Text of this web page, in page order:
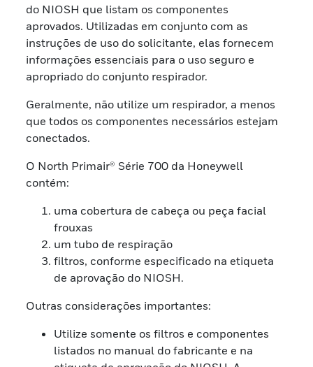
do NIOSH que listam os componentes
aprovados. Utilizadas em conjunto com as
instruções de uso do solicitante, elas fornecem
informações essenciais para o uso seguro e
apropriado do conjunto respirador.
Geralmente, não utilize um respirador, a menos
que todos os componentes necessários estejam
conectados.
O North Primair® Série 700 da Honeywell
contém:
uma cobertura de cabeça ou peça facial
frouxas
um tubo de respiração
filtros, conforme especificado na etiqueta
de aprovação do NIOSH.
Outras considerações importantes:
Utilize somente os filtros e componentes
listados no manual do fabricante e na